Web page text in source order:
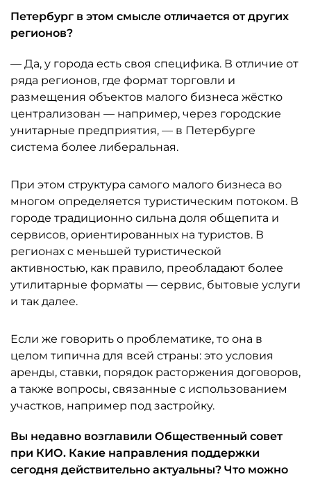
Петербург в этом смысле отличается от других
регионов?
— Да, у города есть своя специфика. В отличие от
ряда регионов, где формат торговли и
размещения объектов малого бизнеса жёстко
централизован — например, через городские
унитарные предприятия, — в Петербурге
система более либеральная.
При этом структура самого малого бизнеса во
многом определяется туристическим потоком. В
городе традиционно сильна доля общепита и
сервисов, ориентированных на туристов. В
регионах с меньшей туристической
активностью, как правило, преобладают более
утилитарные форматы — сервис, бытовые услуги
и так далее.
Если же говорить о проблематике, то она в
целом типична для всей страны: это условия
аренды, ставки, порядок расторжения договоров,
а также вопросы, связанные с использованием
участков, например под застройку.
Вы недавно возглавили Общественный совет
при КИО. Какие направления поддержки
сегодня действительно актуальны? Что можно